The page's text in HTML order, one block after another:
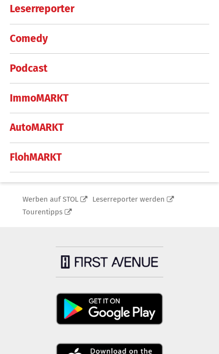
Leserreporter
Comedy
Podcast
ImmoMARKT
AutoMARKT
FlohMARKT
Werben auf STOL
Leserreporter werden
Tourentipps